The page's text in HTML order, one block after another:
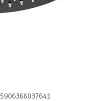
5906366037641